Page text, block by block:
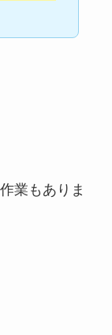
業もありま